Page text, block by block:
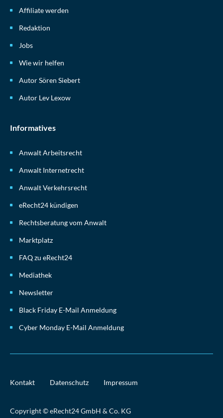
Affiliate werden
Redaktion
Jobs
Wie wir helfen
Autor Sören Siebert
Autor Lev Lexow
Informatives
Anwalt Arbeitsrecht
Anwalt Internetrecht
Anwalt Verkehrsrecht
eRecht24 kündigen
Rechtsberatung vom Anwalt
Marktplatz
FAQ zu eRecht24
Mediathek
Newsletter
Black Friday E-Mail Anmeldung
Cyber Monday E-Mail Anmeldung
Kontakt Datenschutz Impressum
Copyright © eRecht24 GmbH & Co. KG